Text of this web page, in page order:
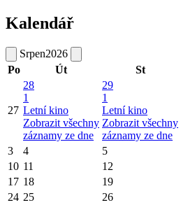
Kalendář
Srpen2026
Po
Út St
27
28
1
Letní kino
Zobrazit všechny
záznamy ze dne
29
1
Letní kino
Zobrazit všechny
záznamy ze dne
3 4 5
10 11 12
17 18 19
24 25 26